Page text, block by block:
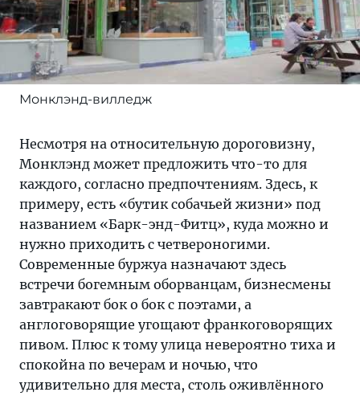
Монклэнд-вилледж
Несмотря на относительную дороговизну,
Монклэнд может предложить что-то для
каждого, согласно предпочтениям. Здесь, к
примеру, есть «бутик собачьей жизни» под
названием «Барк-энд-Фитц», куда можно и
нужно приходить с четвероногими.
Современные буржуа назначают здесь
встречи богемным оборванцам, бизнесмены
завтракают бок о бок с поэтами, а
англоговорящие угощают франкоговорящих
пивом. Плюс к тому улица невероятно тиха и
спокойна по вечерам и ночью, что
удивительно для места, столь оживлённого